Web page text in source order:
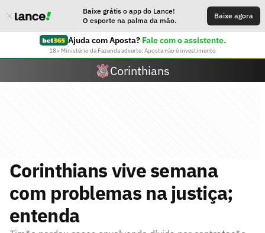
Baixe grátis o app do Lance!
O esporte na palma da mão.
Baixe agora
Ajuda com Aposta? Fale com o assistente.
18+ Ministério da Fazenda adverte: Aposta não é investimento
Corinthians
Corinthians vive semana
com problemas na justiça;
entenda